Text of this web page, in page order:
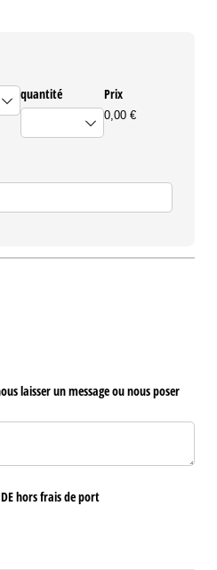
quantité Prix
0,00 €
laisser un message ou nous poser
hors frais de port